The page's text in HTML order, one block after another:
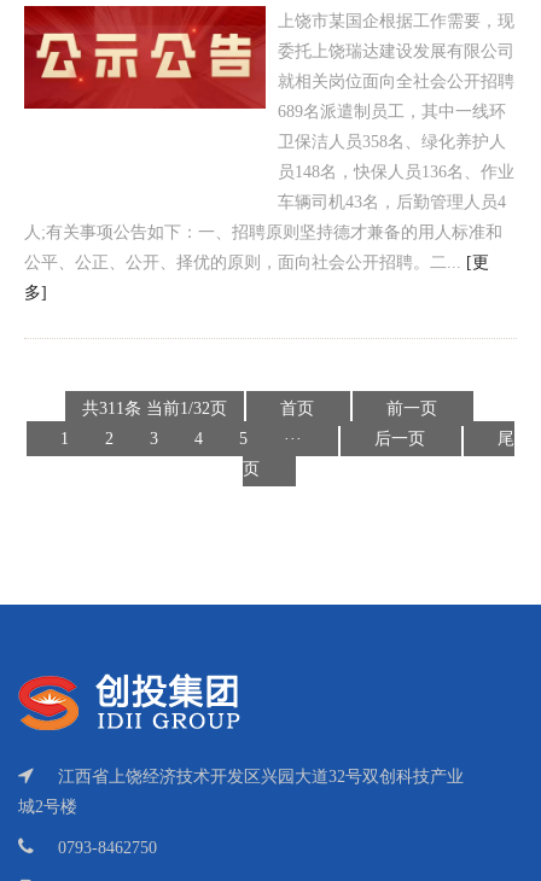
上饶市某国企根据工作需要，现
委托上饶瑞达建设发展有限公司
就相关岗位面向全社会公开招聘
689名派遣制员工，其中一线环
卫保洁人员358名、绿化养护人
员148名，快保人员136名、作业
车辆司机43名，后勤管理人员4
人;有关事项公告如下：一、招聘原则坚持德才兼备的用人标准和
公平、公正、公开、择优的原则，面向社会公开招聘。二... [更
多]
共311条 当前1/32页 首页
前一页
1
2 3 4 5 ··· 后一页
尾
页
江西省上饶经济技术开发区兴园大道32号双创科技产业
城2号楼
0793-8462750